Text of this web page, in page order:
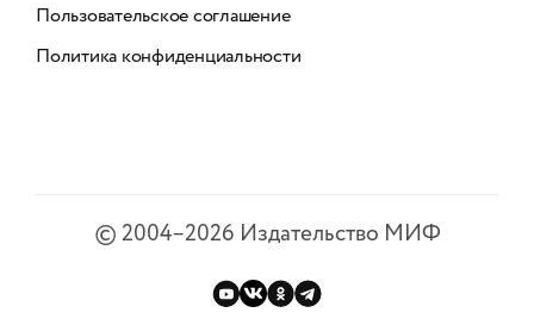
Пользовательское соглашение
Политика конфиденциальности
©2004–2026 Издательство МИФ